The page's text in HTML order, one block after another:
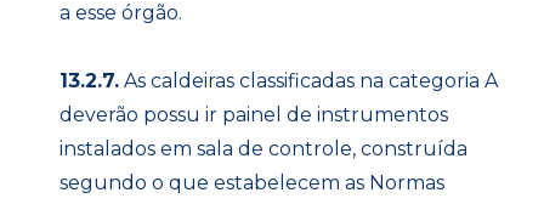
a esse órgão.
13.2.7.As caldeiras classificadas na categoria A
deverão possu ir painel de instrumentos
instalados em sala de controle, construída
segundo o que estabelecem as Normas